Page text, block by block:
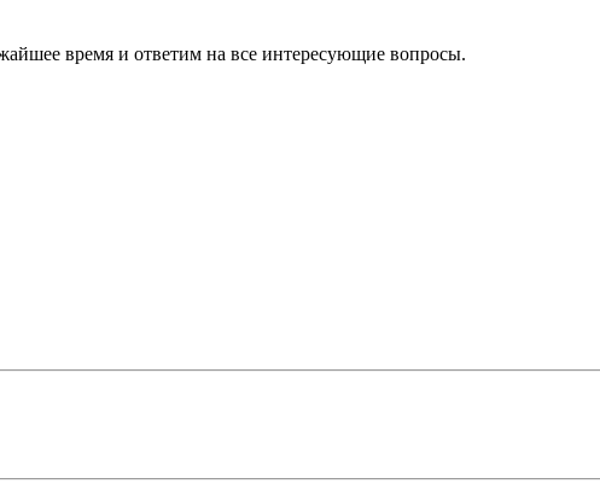
время и ответим на все интересующие вопросы.